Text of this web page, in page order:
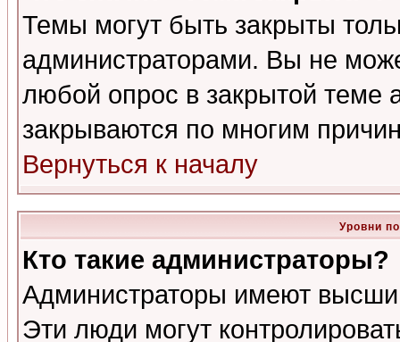
Темы могут быть закрыты
администраторами. Вы не
любой опрос в закрытой теме
закрываются по многим
Вернуться к началу
Уровни
Кто такие администраторы?
Администраторы имеют
Эти люди могут